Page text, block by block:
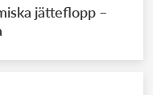
jätteflopp –